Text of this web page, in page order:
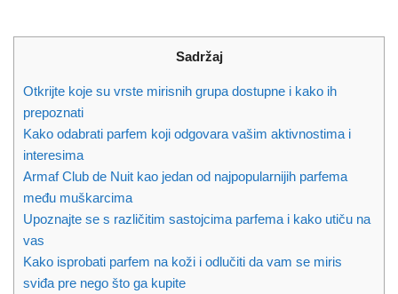
Sadržaj
Otkrijte koje su vrste mirisnih grupa dostupne i kako ih
prepoznati
Kako odabrati parfem koji odgovara vašim aktivnostima i
interesima
Armaf Club de Nuit kao jedan od najpopularnijih parfema
među muškarcima
Upoznajte se s različitim sastojcima parfema i kako utiču na
vas
Kako isprobati parfem na koži i odlučiti da vam se miris
sviđa pre nego što ga kupite